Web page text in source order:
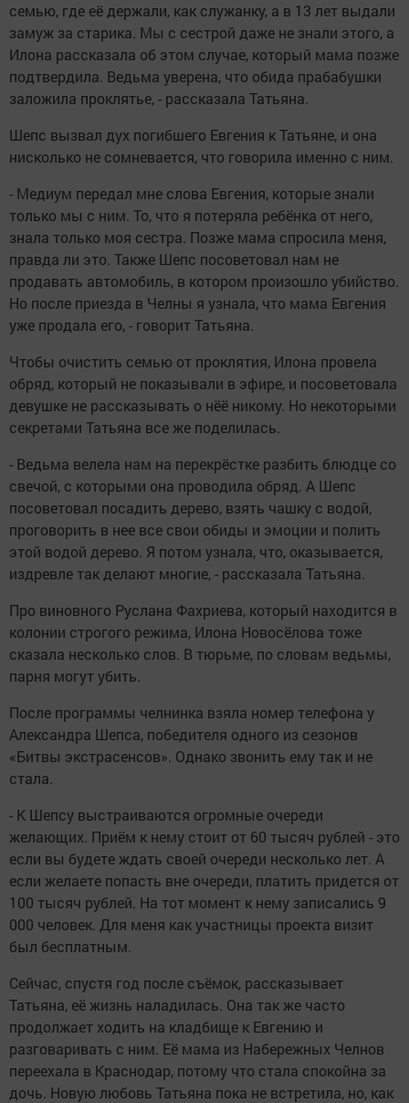
семью, где её держали, как служанку, а в 13 лет выдали
замуж за старика. Мы с сестрой даже не знали этого, а
Илона рассказала об этом случае, который мама позже
подтвердила. Ведьма уверена, что обида прабабушки
заложила проклятье, - рассказала Татьяна.
Шепс вызвал дух погибшего Евгения к Татьяне, и она
нисколько не сомневается, что говорила именно с ним.
- Медиум передал мне слова Евгения, которые знали
только мы с ним. То, что я потеряла ребёнка от него,
знала только моя сестра. Позже мама спросила меня,
правда ли это. Также Шепс посоветовал нам не
продавать автомобиль, в котором произошло убийство.
Но после приезда в Челны я узнала, что мама Евгения
уже продала его, - говорит Татьяна.
Чтобы очистить семью от проклятия, Илона провела
обряд, который не показывали в эфире, и посоветовала
девушке не рассказывать о нёё никому. Но некоторыми
секретами Татьяна все же поделилась.
- Ведьма велела нам на перекрёстке разбить блюдце со
свечой, с которыми она проводила обряд. А Шепс
посоветовал посадить дерево, взять чашку с водой,
проговорить в нее все свои обиды и эмоции и полить
этой водой дерево. Я потом узнала, что, оказывается,
издревле так делают многие, - рассказала Татьяна.
Про виновного Руслана Фахриева, который находится в
колонии строгого режима, Илона Новосёлова тоже
сказала несколько слов. В тюрьме, по словам ведьмы,
парня могут убить.
После программы челнинка взяла номер телефона у
Александра Шепса, победителя одного из сезонов
«Битвы экстрасенсов». Однако звонить ему так и не
стала.
- К Шепсу выстраиваются огромные очереди
желающих. Приём к нему стоит от 60 тысяч рублей - это
если вы будете ждать своей очереди несколько лет. А
если желаете попасть вне очереди, платить придется от
100 тысяч рублей. На тот момент к нему записались 9
000 человек. Для меня как участницы проекта визит
был бесплатным.
Сейчас, спустя год после съёмок, рассказывает
Татьяна, её жизнь наладилась. Она так же часто
продолжает ходить на кладбище к Евгению и
разговаривать с ним. Её мама из Набережных Челнов
переехала в Краснодар, потому что стала спокойна за
дочь. Новую любовь Татьяна пока не встретила, но, как